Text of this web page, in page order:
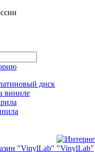
диск
виниле